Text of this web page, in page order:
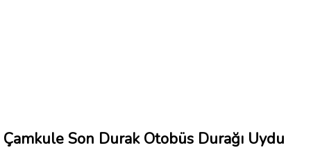
Çamkule Son Durak Otobüs Durağı Uydu